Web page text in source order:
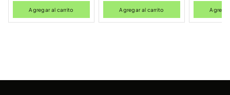
Agregar al carrito Agregar al carrito